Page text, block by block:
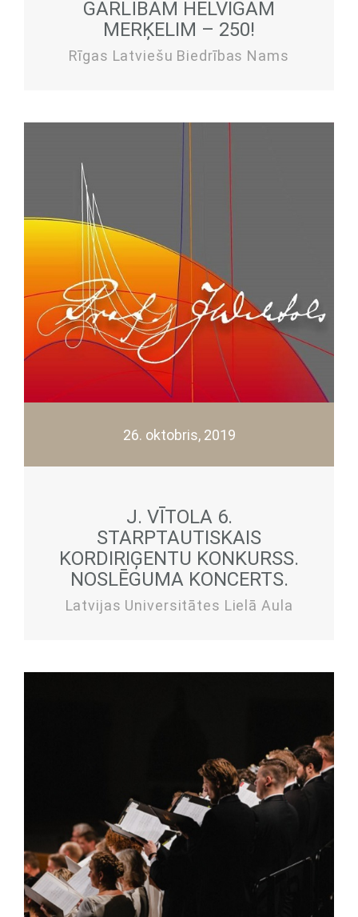
GARLĪBAM HELVIGAM
MERĶELIM – 250!
Rīgas Latviešu Biedrības Nams
26. oktobris, 2019
J. VĪTOLA 6.
STARPTAUTISKAIS
KORDIRIĢENTU KONKURSS.
NOSLĒGUMA KONCERTS.
Latvijas Universitātes Lielā Aula